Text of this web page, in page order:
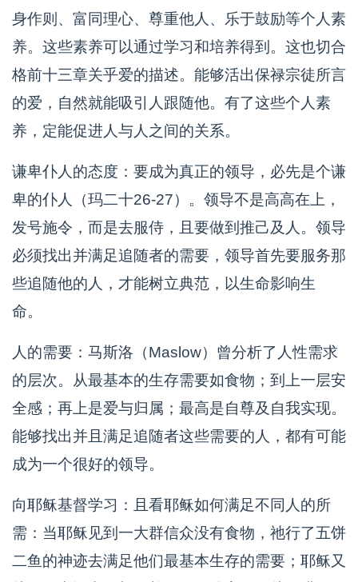
身作则、富同理心、尊重他人、乐于鼓励等个人素
养。这些素养可以通过学习和培养得到。这也切合
格前十三章关乎爱的描述。能够活出保禄宗徒所言
的爱，自然就能吸引人跟随他。有了这些个人素
养，定能促进人与人之间的关系。
谦卑仆人的态度：要成为真正的领导，必先是个谦
卑的仆人（玛二十26-27）。领导不是高高在上，
发号施令，而是去服侍，且要做到推己及人。领导
必须找出并满足追随者的需要，领导首先要服务那
些追随他的人，才能树立典范，以生命影响生
命。
人的需要：马斯洛（Maslow）曾分析了人性需求
的层次。从最基本的生存需要如食物；到上一层安
全感；再上是爱与归属；最高是自尊及自我实现。
能够找出并且满足追随者这些需要的人，都有可能
成为一个很好的领导。
向耶稣基督学习：且看耶稣如何满足不同人的所
需：当耶稣见到一大群信众没有食物，祂行了五饼
二鱼的神迹去满足他们最基本生存的需要；耶稣又